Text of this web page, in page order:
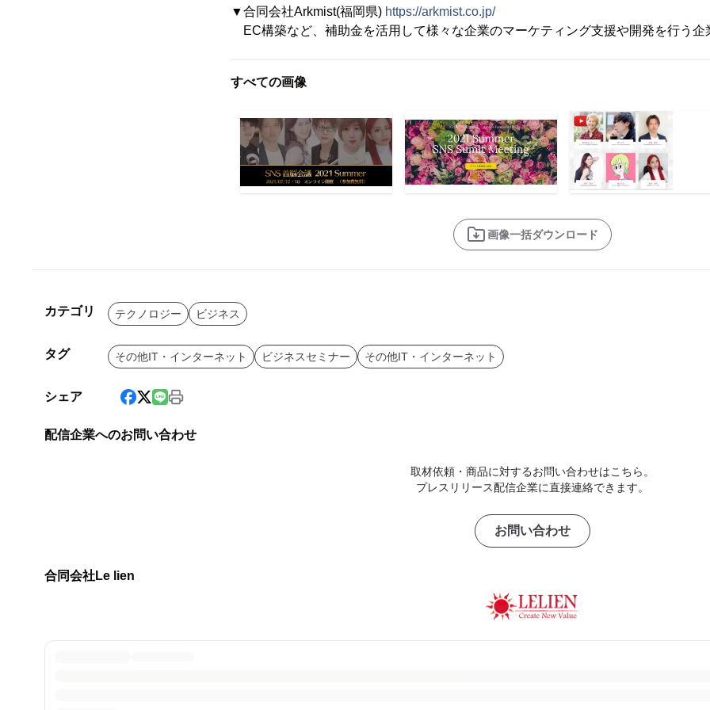
▼合同会社Arkmist(福岡県) https://arkmist.co.jp/
EC構築など、補助金を活用して様々な企業のマーケティング支援や開発を行う企
すべての画像
画像一括ダウンロード
カテゴリ テクノロジー ビジネス
タグ その他IT・インターネット ビジネスセミナー その他IT・インターネット
シェア
配信企業へのお問い合わせ
取材依頼・商品に対するお問い合わせはこちら。
プレスリリース配信企業に直接連絡できます。
お問い合わせ
合同会社Le lien